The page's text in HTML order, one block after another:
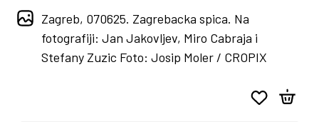
Zagreb, 070625. Zagrebacka spica. Na
fotografiji: Jan Jakovljev, Miro Cabraja i
Stefany Zuzic Foto: Josip Moler / CROPIX